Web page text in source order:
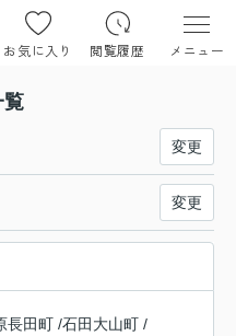
お気に入り 閲覧履歴 メニュー
覧
変更
変更
長田町 /石田大山町 /